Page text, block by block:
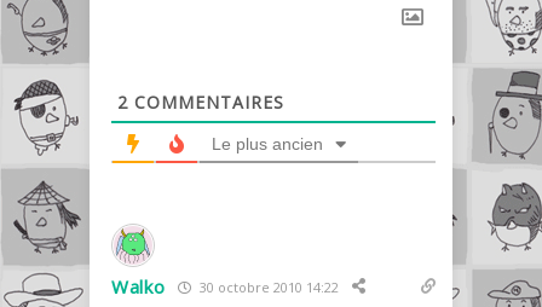
2 COMMENTAIRES
Le plus ancien
Walko 30 octobre 2010 14:22